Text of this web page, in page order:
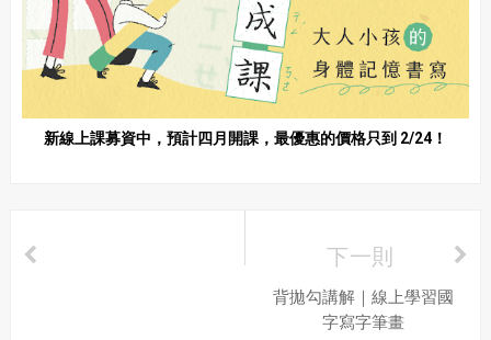
新線上課募資中，預計四月開課，最優惠的價格只到 2/24！
下一則
背拋勾講解｜線上學習國
字寫字筆畫